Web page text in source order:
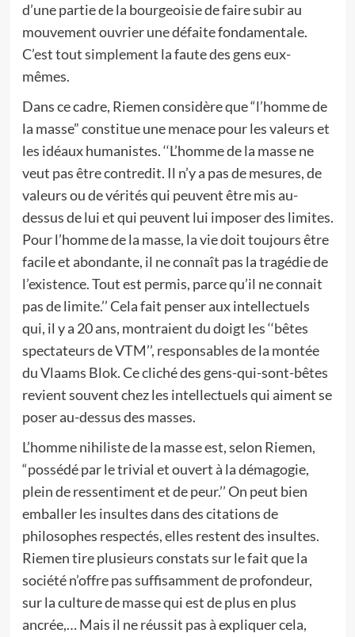
d’une partie de la bourgeoisie de faire subir au
mouvement ouvrier une défaite fondamentale.
C’est tout simplement la faute des gens eux-
mêmes.
Dans ce cadre, Riemen considère que “l’homme de
la masse” constitue une menace pour les valeurs et
les idéaux humanistes. ‘‘L’homme de la masse ne
veut pas être contredit. Il n’y a pas de mesures, de
valeurs ou de vérités qui peuvent être mis au-
dessus de lui et qui peuvent lui imposer des limites.
Pour l’homme de la masse, la vie doit toujours être
facile et abondante, il ne connaît pas la tragédie de
l’existence. Tout est permis, parce qu’il ne connait
pas de limite.’’ Cela fait penser aux intellectuels
qui, il y a 20 ans, montraient du doigt les ‘‘bêtes
spectateurs de VTM’’, responsables de la montée
du Vlaams Blok. Ce cliché des gens-qui-sont-bêtes
revient souvent chez les intellectuels qui aiment se
poser au-dessus des masses.
L’homme nihiliste de la masse est, selon Riemen,
“possédé par le trivial et ouvert à la démagogie,
plein de ressentiment et de peur.’’ On peut bien
emballer les insultes dans des citations de
philosophes respectés, elles restent des insultes.
Riemen tire plusieurs constats sur le fait que la
société n’offre pas suffisamment de profondeur,
sur la culture de masse qui est de plus en plus
ancrée,… Mais il ne réussit pas à expliquer cela,